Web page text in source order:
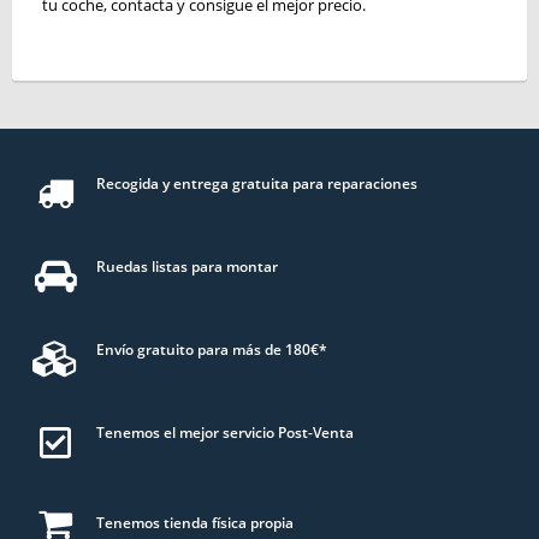
Recogida y entrega gratuita para reparaciones
Ruedas listas para montar
Envío gratuito para más de 180€*
Tenemos el mejor servicio Post-Venta
Tenemos tienda física propia